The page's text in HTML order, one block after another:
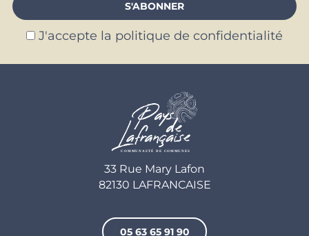
J'accepte la politique de confidentialité
33 Rue Mary Lafon
82130 LAFRANCAISE
05 63 65 91 90